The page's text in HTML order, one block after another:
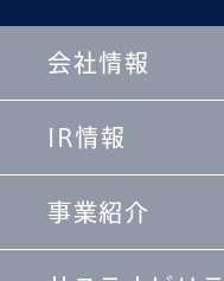
」をご参
会社情報
IR情報
事業紹介